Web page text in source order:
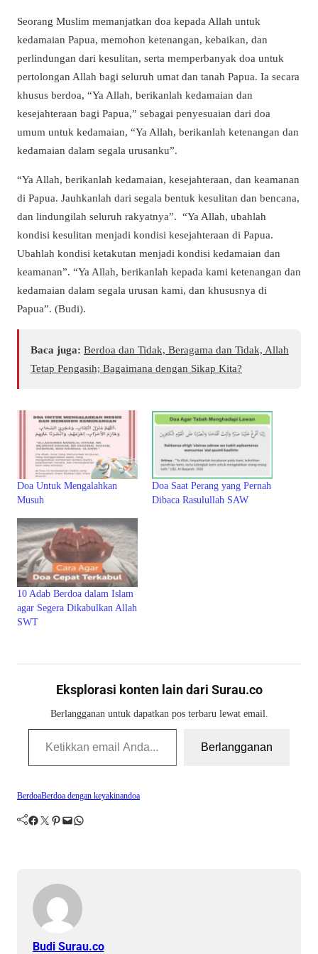
Seorang Muslim memanjatkan doa kepada Allah untuk
kedamaian Papua, memohon ketenangan, kebaikan, dan
perlindungan dari kesulitan, serta memperbanyak doa untuk
pertolongan Allah bagi seluruh umat dan tanah Papua. Ia secara
khusus berdoa, “Ya Allah, berikanlah kedamaian dan
kesejahteraan bagi Papua,” sebagai penyesuaian dari doa
umum untuk kedamaian, “Ya Allah, berikanlah ketenangan dan
kedamaian dalam segala urusanku”.
“Ya Allah, berikanlah kedamaian, kesejahteraan, dan keamanan
di Papua. Jauhkanlah dari segala bentuk kesulitan dan bencana,
dan lindungilah seluruh rakyatnya”. “Ya Allah, ubahlah
kondisi kesulitan menjadi kondisi kesejahteraan di Papua.
Ubahlah kondisi ketakutan menjadi kondisi kedamaian dan
keamanan”. “Ya Allah, berikanlah kepada kami ketenangan dan
kedamaian dalam segala urusan kami, dan khususnya di
Papua”. (Budi).
Baca juga: Berdoa dan Tidak, Beragama dan Tidak, Allah
Tetap Pengasih; Bagaimana dengan Sikap Kita?
Doa Untuk Mengalahkan
Musuh
Doa Saat Perang yang Pernah
Dibaca Rasulullah SAW
10 Adab Berdoa dalam Islam
agar Segera Dikabulkan Allah
SWT
Eksplorasi konten lain dari Surau.co
Berlangganan untuk dapatkan pos terbaru lewat email.
Ketikkan email Anda...
Berlangganan
BerdoaBerdoa dengan keyakinandoa
Facebook Twitter Pinterest Mail WhatsApp
Budi Surau.co